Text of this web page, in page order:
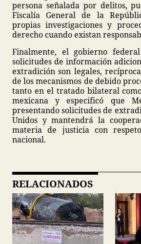
persona señalada por delitos,
Fiscalía General de la
propias investigaciones y
derecho cuando existan
Finalmente, el gobierno
solicitudes de información
extradición son legales,
de los mecanismos de debido
tanto en el tratado bilateral
mexicana y especificó que
presentando solicitudes de
Unidos y mantendrá la
materia de justicia con
nacional.
RELACIONADOS